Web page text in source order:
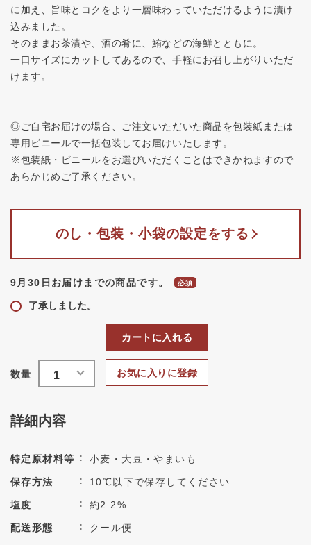
に加え、旨味とコクをより一層味わっていただけるように漬け
込みました。
そのままお茶漬や、酒の肴に、鮪などの海鮮とともに。
一口サイズにカットしてあるので、手軽にお召し上がりいただ
けます。
◎ご自宅お届けの場合、ご注文いただいた商品を包装紙または
専用ビニールで一括包装してお届けいたします。
※包装紙・ビニールをお選びいただくことはできかねますので
あらかじめご了承ください。
のし・包装・小袋の設定をする
9月30日お届けまでの商品です。
了承しました。
お気に入りに登録
カートに入れる
詳細内容
特定原材料等 小麦・大豆・やまいも
保存方法 10℃以下で保存してください
塩度 約2.2%
配送形態 クール便